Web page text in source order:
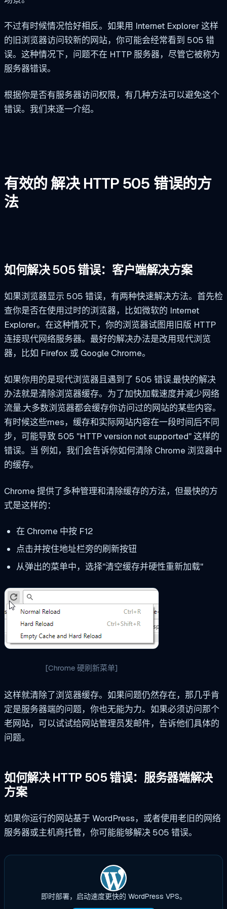
不过有时候情况恰好相反。如果用 Internet Explorer 这样
的旧浏览器访问较新的网站，你可能会经常看到 505 错
误。这种情况下，问题不在 HTTP 服务器，尽管它被称为
服务器错误。
根据你是否有服务器访问权限，有几种方法可以避免这个
错误。我们来逐一介绍。
有效的解决 HTTP 505 错误的方
法
如何解决 505 错误：客户端解决方案
如果浏览器显示 505 错误，有两种快速解决方法。首先检
查你是否在使用过时的浏览器，比如微软的 Internet
Explorer。在这种情况下，你的浏览器试图用旧版 HTTP
连接现代网络服务器。最好的解决办法是改用现代浏览
器，比如 Firefox 或 Google Chrome。
如果你用的是现代浏览器且遇到了 505 错误,最快的解决
办法就是清除浏览器缓存。为了加快加载速度并减少网络
流量,大多数浏览器都会缓存你访问过的网站的某些内容。
有时候这些mes，缓存和实际网站内容在一段时间后不同
步，可能导致 505 "HTTP version not supported" 这样的
错误。当 例如，我们会告诉你如何清除 Chrome 浏览器中
的缓存。
Chrome 提供了多种管理和清除缓存的方法，但最快的方
式是这样的：
在 Chrome 中按 F12
点击并按住地址栏旁的刷新按钮
从弹出的菜单中，选择"清空缓存并硬性重新加载"
[Chrome 硬刷新菜单]
这样就清除了浏览器缓存。如果问题仍然存在，那几乎肯
定是服务器端的问题，你也无能为力。如果必须访问那个
老网站，可以试试给网站管理员发邮件，告诉他们具体的
问题。
如何解决 HTTP 505 错误：服务器端解决
方案
如果你运行的网站基于 WordPress，或者使用老旧的网络
服务器或主机商托管，你可能能够解决 505 错误。
即时部署，启动速度更快的 WordPress VPS。